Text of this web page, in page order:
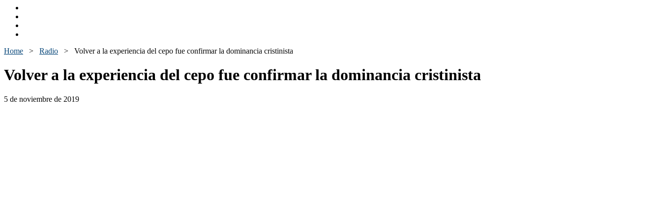
Home > Radio > Volver a la experiencia del cepo fue confirmar la dominancia cristinista
Volver a la experiencia del cepo fue confirmar la dominancia cristinista
5 de noviembre de 2019